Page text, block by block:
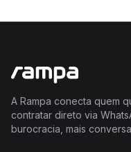
A Rampa conecta quem
contratar direto via
burocracia, mais